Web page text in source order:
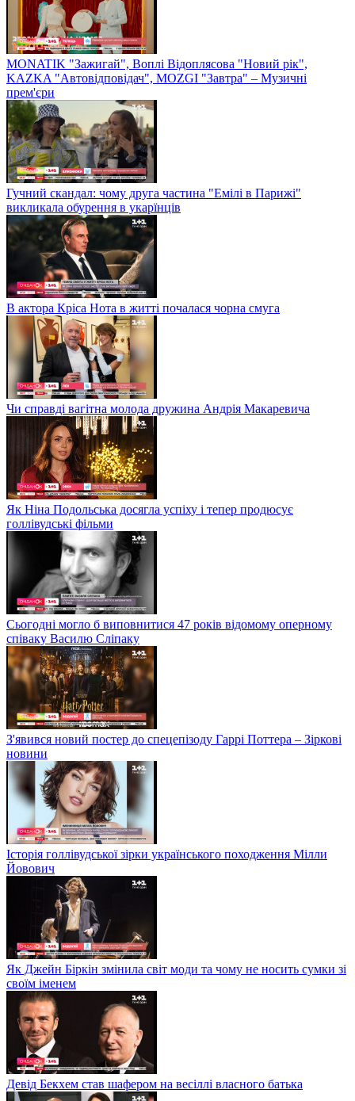
MONATIK "Зажигай", Воплі Відоплясова "Новий рік",
KAZKA "Автовідповідач", MOZGI "Завтра" – Музичні
прем'єри
Гучний скандал: чому друга частина "Емілі в Парижі"
викликала обурення в укарїнців
В актора Кріса Нота в житті почалася чорна смуга
Чи справді вагітна молода дружина Андрія Макаревича
Як Ніна Подольська досягла успіху і тепер продюсує
голлівудські фільми
Сьогодні могло б виповнитися 47 років відомому оперному
співаку Василю Сліпаку
З'явився новий постер до спецепізоду Гаррі Поттера – Зіркові
новини
Історія голлівудської зірки українського походження Мілли
Йовович
Як Джейн Біркін змінила світ моди та чому не носить сумки зі
своїм іменем
Девід Бекхем став шафером на весіллі власного батька